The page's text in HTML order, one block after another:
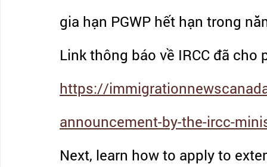
gia hạn PGWP hết hạn trong
Link thông báo về IRCC đã cho
https://
announcement-by-the-ircc-
Next, learn how to apply to